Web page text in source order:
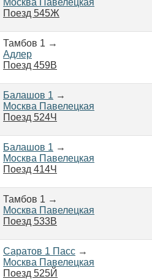
Москва Павелецкая
Поезд 545Ж
Тамбов 1 →
Адлер
Поезд 459В
Балашов 1 →
Москва Павелецкая
Поезд 524Ч
Балашов 1 →
Москва Павелецкая
Поезд 414Ч
Тамбов 1 →
Москва Павелецкая
Поезд 533В
Саратов 1 Пасс →
Москва Павелецкая
Поезд 525Й